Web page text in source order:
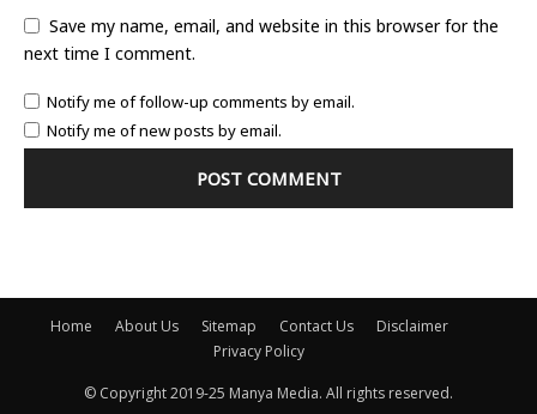
Save my name, email, and website in this browser for the
next time I comment.
Notify me of follow-up comments by email.
Notify me of new posts by email.
Home About Us Sitemap Contact Us
Disclaimer
Privacy Policy
© Copyright 2019-25 Manya Media. All rights reserved.